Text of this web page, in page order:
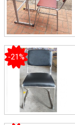
-21%